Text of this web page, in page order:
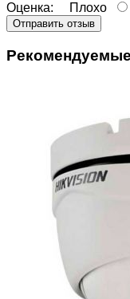
Оценка: Плохо
Отправить отзыв